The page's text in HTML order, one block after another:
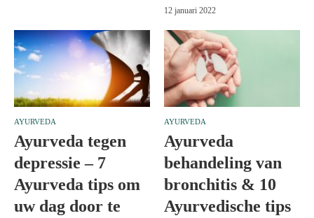
12 januari 2022
AYURVEDA
Ayurveda tegen
depressie – 7
Ayurveda tips om
uw dag door te
AYURVEDA
Ayurveda
behandeling van
bronchitis & 10
Ayurvedische tips